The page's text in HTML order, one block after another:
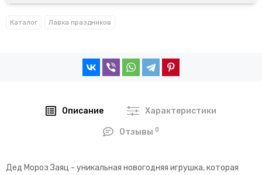
Каталог Лавка праздников
Описание Характеристики
Отзывы0
Дед Мороз Заяц - уникальная новогодняя игрушка, которая